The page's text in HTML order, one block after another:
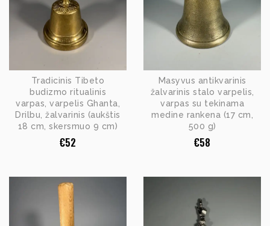
Tradicinis Tibeto
budizmo ritualinis
varpas, varpelis Ghanta,
Drilbu, žalvarinis (aukštis
18 cm, skersmuo 9 cm)
€52
Masyvus antikvarinis
žalvarinis stalo varpelis,
varpas su tekinama
medine rankena (17 cm,
500 g)
€58